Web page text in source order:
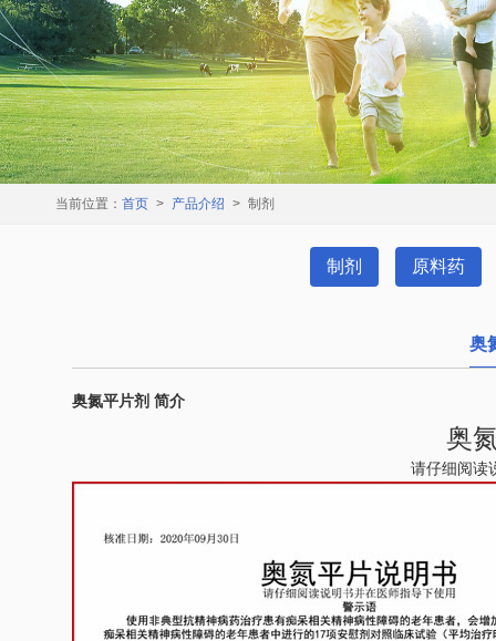
当前位置： 首页 > 产品介绍 > 制剂
制剂 原料药
奥
奥氮平片剂 简介
奥
请仔细阅读